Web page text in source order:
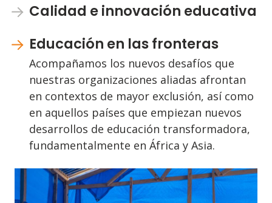
Calidad e innovación educativa
Educación en las fronteras
Acompañamos los nuevos desafíos que
nuestras organizaciones aliadas afrontan
en contextos de mayor exclusión, así como
en aquellos países que empiezan nuevos
desarrollos de educación transformadora,
fundamentalmente en África y Asia.